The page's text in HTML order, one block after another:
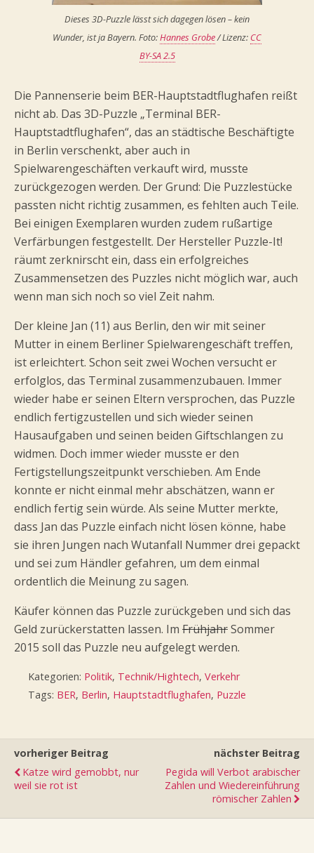
Dieses 3D-Puzzle lässt sich dagegen lösen – kein
Wunder, ist ja Bayern. Foto:Hannes Grobe/ Lizenz: CC
BY-SA 2.5
Die Pannenserie beim BER-Hauptstadtflughafen reißt
nicht ab. Das 3D-Puzzle „Terminal BER-
Hauptstadtflughafen“, das an städtische Beschäftigte
in Berlin verschenkt, aber auch in
Spielwarengeschäften verkauft wird, musste
zurückgezogen werden. Der Grund: Die Puzzlestücke
passten nicht richtig zusammen, es fehlten auch Teile.
Bei einigen Exemplaren wurden zudem rußartige
Verfärbungen festgestellt. Der Hersteller Puzzle-It!
räumt zerknirscht ein, dass ein erfolgreiches
Zusammensetzen des Puzzles nicht möglich war, auch
wenn man sich noch so viel Zeit nahm.
Der kleine Jan (11) aus Berlin, den wir mit seiner
Mutter in einem Berliner Spielwarengeschäft treffen,
ist erleichtert. Schon seit zwei Wochen versucht er
erfolglos, das Terminal zusammenzubauen. Immer
wieder habe er seinen Eltern versprochen, das Puzzle
endlich fertigzustellen und sich wieder seinen
Hausaufgaben und seinen beiden Giftschlangen zu
widmen. Doch immer wieder musste er den
Fertigstellungszeitpunkt verschieben. Am Ende
konnte er nicht einmal mehr abschätzen, wann er
endlich fertig sein würde. Als seine Mutter merkte,
dass Jan das Puzzle einfach nicht lösen könne, habe
sie ihren Jungen nach Wutanfall Nummer drei gepackt
und sei zum Händler gefahren, um dem einmal
ordentlich die Meinung zu sagen.
Käufer können das Puzzle zurückgeben und sich das
Geld zurückerstatten lassen. Im FrühjahrSommer
2015 soll das Puzzle neu aufgelegt werden.
Kategorien: Politik, Technik/Hightech, Verkehr
Tags: BER, Berlin, Hauptstadtflughafen, Puzzle
vorheriger Beitrag
Katze wird gemobbt, nur
weil sie rot ist
nächster Beitrag
Pegida will Verbot arabischer
Zahlen und Wiedereinführung
römischer Zahlen